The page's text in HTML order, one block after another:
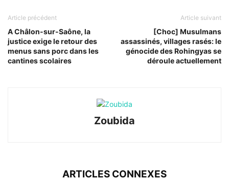
Article précédent
A Châlon-sur-Saône, la
justice exige le retour des
menus sans porc dans les
cantines scolaires
Article suivant
[Choc] Musulmans
assassinés, villages rasés: le
génocide des Rohingyas se
déroule actuellement
Zoubida
ARTICLES CONNEXES